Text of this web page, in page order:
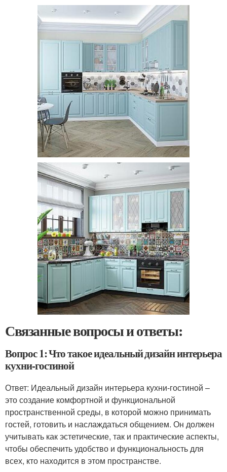
Связанные вопросы и ответы:
Вопрос 1: Что такое идеальный дизайн интерьера
кухни-гостиной
Ответ: Идеальный дизайн интерьера кухни-гостиной –
это создание комфортной и функциональной
пространственной среды, в которой можно принимать
гостей, готовить и наслаждаться общением. Он должен
учитывать как эстетические, так и практические аспекты,
чтобы обеспечить удобство и функциональность для
всех, кто находится в этом пространстве.